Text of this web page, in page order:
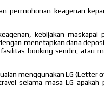
permohonan keagenan
kebijakan maskapai
menetapkan dana
booking sendiri, atau
menggunakan LG (Letter
selama masa LG apakah